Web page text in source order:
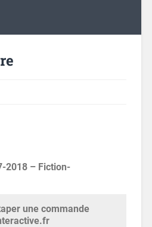
2018 – Fiction-
une commande